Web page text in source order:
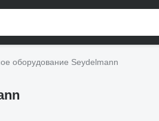
оборудование Seydelmann